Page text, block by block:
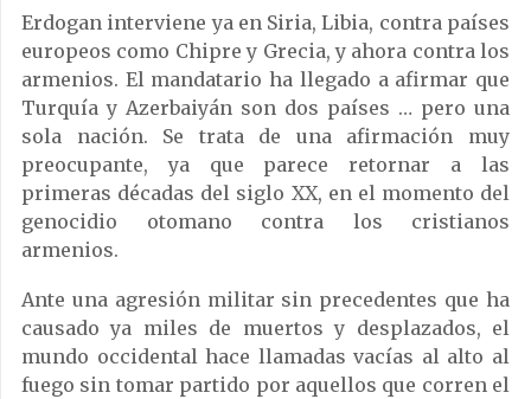
Erdogan interviene ya en Siria, Libia, contra países
europeos como Chipre y Grecia, y ahora contra los
armenios. El mandatario ha llegado a afirmar que
Turquía y Azerbaiyán son dos países … pero una
sola nación. Se trata de una afirmación muy
preocupante, ya que parece retornar a las
primeras décadas del siglo XX, en el momento del
genocidio otomano contra los cristianos
armenios.
Ante una agresión militar sin precedentes que ha
causado ya miles de muertos y desplazados, el
mundo occidental hace llamadas vacías al alto al
fuego sin tomar partido por aquellos que corren el